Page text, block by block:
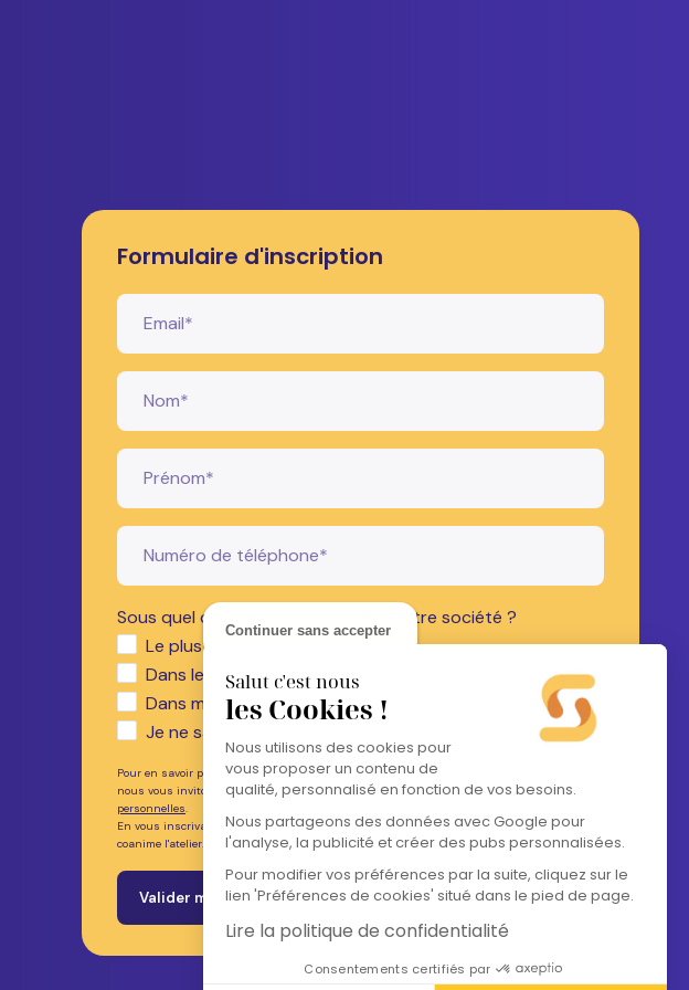
Continuer sans accepter
Salut c'est nous
les Cookies !
Nous utilisons des cookies pour
vous proposer un contenu de
qualité, personnalisé en fonction de vos besoins.
Nous partageons des données avec Google pour
l'analyse, la publicité et créer des pubs personnalisées.
Pour modifier vos préférences par la suite, cliquez sur le
lien 'Préférences de cookies' situé dans le pied de page.
Lire la politique de confidentialité
Consentements certifiés par
Formulaire d'inscription
Sous quel délai voulez-vous créer votre société ?
Le plus tôt possible
Dans les 3 mois
Dans moins d'un an
Je ne sais pas encore
Pour en savoir plus sur la gestion de vos données personnelles et pour exercer vos droits,
nous vous invitons à prendre connaissance de notrePolitique de protection des données
personnelles
En vous inscrivant, vous acceptez que vos données soient partagées au partenaire qui
coanime l'atelier.